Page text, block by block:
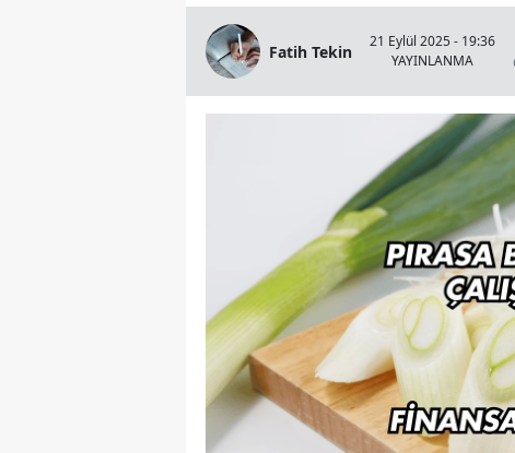
Fatih Tekin
21 Eylül 2025 - 19:36
YAYINLANMA